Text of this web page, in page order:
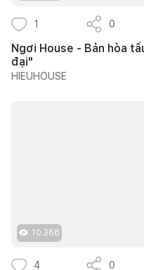
1 0
Ngơi House - Bản hòa
đại"
HIEUHOUSE
10.368
4 0